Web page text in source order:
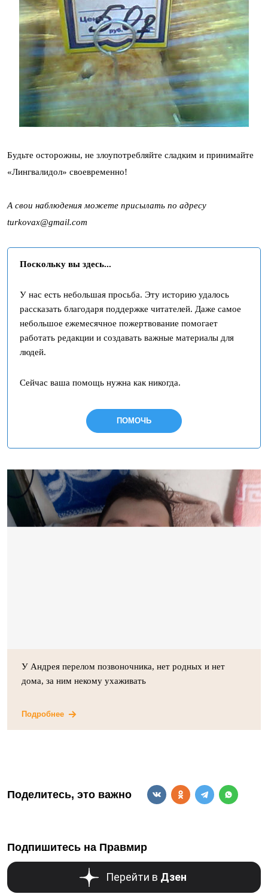
Будьте осторожны, не злоупотребляйте сладким и принимайте
«Лингвалидол» своевременно!
А свои наблюдения можете присылать по адресу
turkovax@gmail.com
Поскольку вы здесь...
У нас есть небольшая просьба. Эту историю удалось
рассказать благодаря поддержке читателей. Даже самое
небольшое ежемесячное пожертвование помогает
работать редакции и создавать важные материалы для
людей.
Сейчас ваша помощь нужна как никогда.
ПОМОЧЬ
У Андрея перелом позвоночника, нет родных и нет
дома, за ним некому ухаживать
Подробнее
Поделитесь, это важно
Подпишитесь на Правмир
Перейти в Дзен